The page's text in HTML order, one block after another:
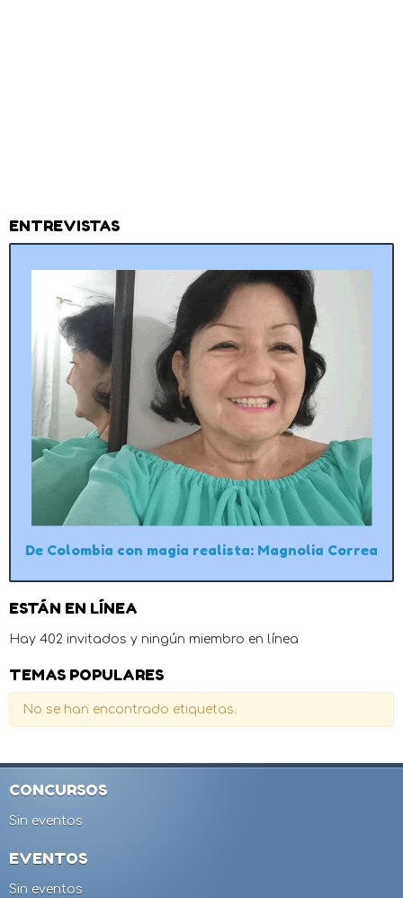
ENTREVISTAS
De Colombia con magia realista: Magnolia Correa
ESTÁN EN LÍNEA
Hay 402 invitados y ningún miembro en línea
TEMAS POPULARES
No se han encontrado etiquetas.
CONCURSOS
Sin eventos
EVENTOS
Sin eventos